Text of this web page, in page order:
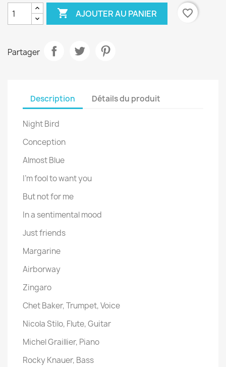
 AJOUTER AU PANIER favorite_border
Partager
Description Détails du produit
Night Bird
Conception
Almost Blue
I’m fool to want you
But not for me
In a sentimental mood
Just friends
Margarine
Airborway
Zingaro
Chet Baker, Trumpet, Voice
Nicola Stilo, Flute, Guitar
Michel Graillier, Piano
Rocky Knauer, Bass